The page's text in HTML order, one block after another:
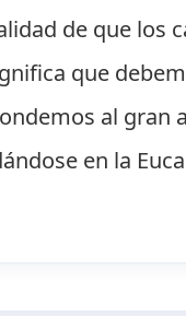
de que los
que
al gran
en la